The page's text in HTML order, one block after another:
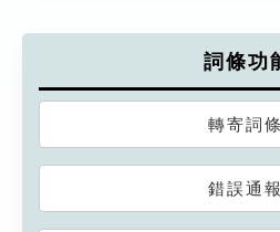
詞條功
轉寄詞條
錯誤通報